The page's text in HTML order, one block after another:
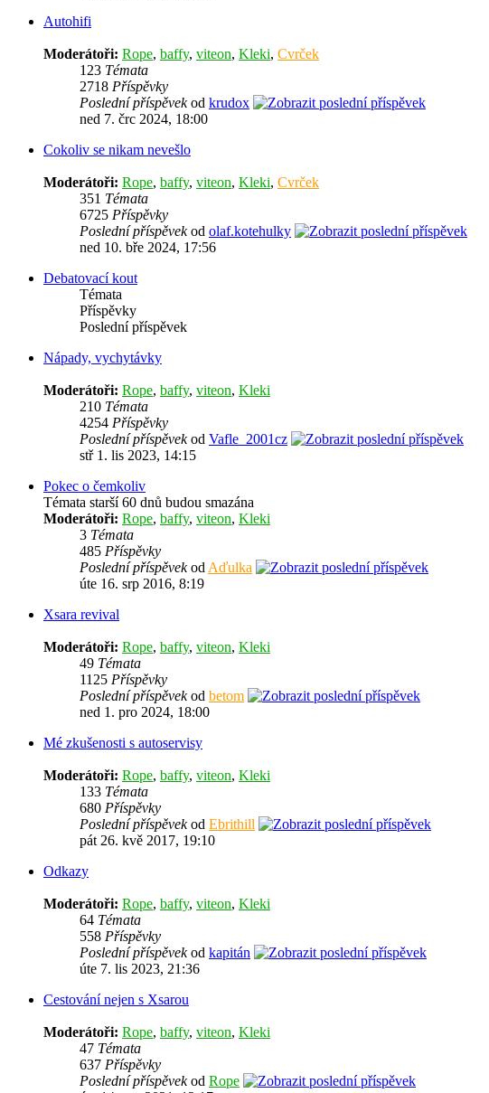
Autohifi
Moderátoři: Rope, baffy, viteon, Kleki, Cvrček
123 Témata
2718 Příspěvky
Poslední příspěvekod krudox
ned 7. črc 2024, 18:00
Cokoliv se nikam nevešlo
Moderátoři: Rope, baffy, viteon, Kleki, Cvrček
351 Témata
6725 Příspěvky
Poslední příspěvekod olaf.kotehulky
ned 10. bře 2024, 17:56
Debatovací kout
Témata
Příspěvky
Poslední příspěvek
Nápady, vychytávky
Moderátoři: Rope, baffy, viteon, Kleki
210 Témata
4254 Příspěvky
Poslední příspěvekod Vafle_2001cz
stř 1. lis 2023, 14:15
Pokec o čemkoliv
Témata starší 60 dnů budou smazána
Moderátoři: Rope, baffy, viteon, Kleki
3 Témata
485 Příspěvky
Poslední příspěvekodAďulka
úte 16. srp 2016, 8:19
Xsara revival
Moderátoři: Rope, baffy, viteon, Kleki
49 Témata
1125 Příspěvky
Poslední příspěvekod betom
ned 1. pro 2024, 18:00
Mé zkušenosti s autoservisy
Moderátoři: Rope, baffy, viteon, Kleki
133 Témata
680 Příspěvky
Poslední příspěvekod Ebrithill
pát 26. kvě 2017, 19:10
Odkazy
Moderátoři: Rope, baffy, viteon, Kleki
64 Témata
558 Příspěvky
Poslední příspěvekod kapitán
úte 7. lis 2023, 21:36
Cestování nejen s Xsarou
Moderátoři: Rope, baffy, viteon, Kleki
47 Témata
637 Příspěvky
Poslední příspěvekod Rope